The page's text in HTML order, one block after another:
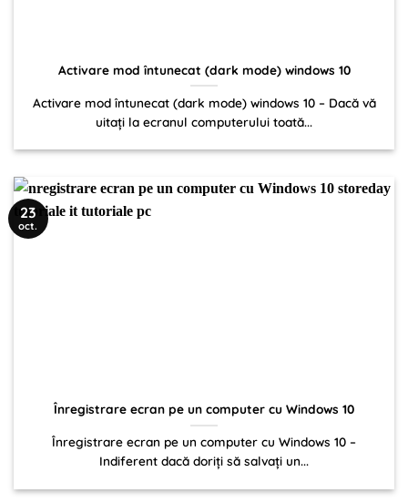
Activare mod întunecat (dark mode) windows 10
Activare mod întunecat (dark mode) windows 10 – Dacă vă
uitați la ecranul computerului toată...
Înregistrare ecran pe un computer cu Windows 10
Înregistrare ecran pe un computer cu Windows 10 –
Indiferent dacă doriți să salvați un...
23
oct.